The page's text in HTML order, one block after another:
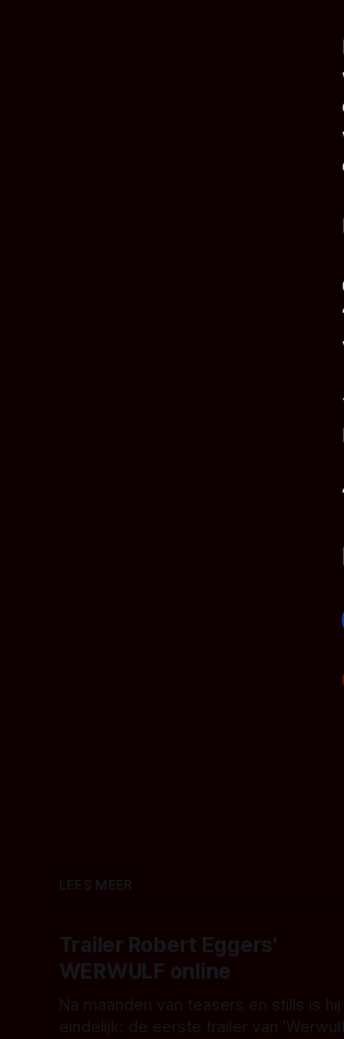
‘
LEES MEER
Trailer Robert Eggers'
WERWULF online
Na maanden van teasers en stills is hij
eindelijk: de eerste trailer van